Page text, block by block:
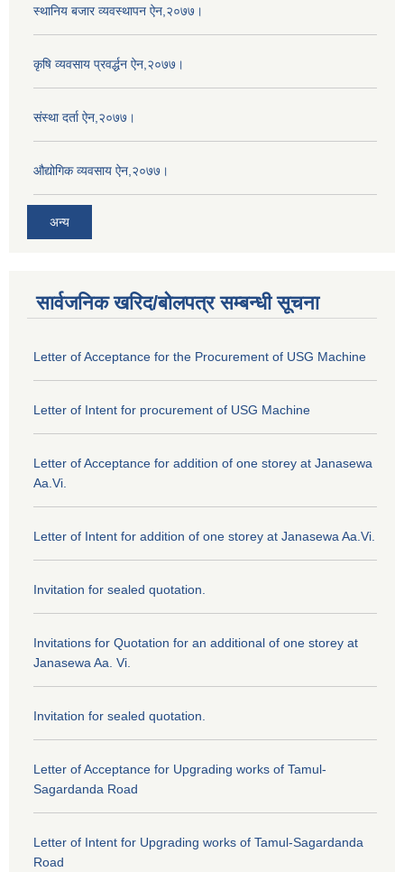
स्थानिय बजार व्यवस्थापन ऐन,२०७७।
कृषि व्यवसाय प्रवर्द्धन ऐन,२०७७।
संस्था दर्ता ऐन,२०७७।
औद्योगिक व्यवसाय ऐन,२०७७।
अन्य
सार्वजनिक खरिद/बोलपत्र सम्बन्धी सूचना
Letter of Acceptance for the Procurement of USG Machine
Letter of Intent for procurement of USG Machine
Letter of Acceptance for addition of one storey at Janasewa
Aa.Vi.
Letter of Intent for addition of one storey at Janasewa Aa.Vi.
Invitation for sealed quotation.
Invitations for Quotation for an additional of one storey at
Janasewa Aa. Vi.
Invitation for sealed quotation.
Letter of Acceptance for Upgrading works of Tamul-
Sagardanda Road
Letter of Intent for Upgrading works of Tamul-Sagardanda
Road